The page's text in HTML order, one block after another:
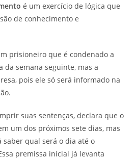
é um exercício de lógica que
de conhecimento e
prisioneiro que é condenado a
da semana seguinte, mas a
pois ele só será informado na
suas sentenças, declara que o
um dos próximos sete dias, mas
qual será o dia até o
premissa inicial já levanta